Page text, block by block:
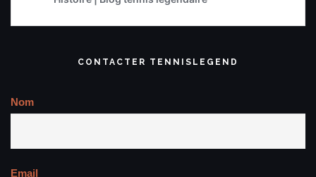
CONTACTER TENNISLEGEND
Nom
Email